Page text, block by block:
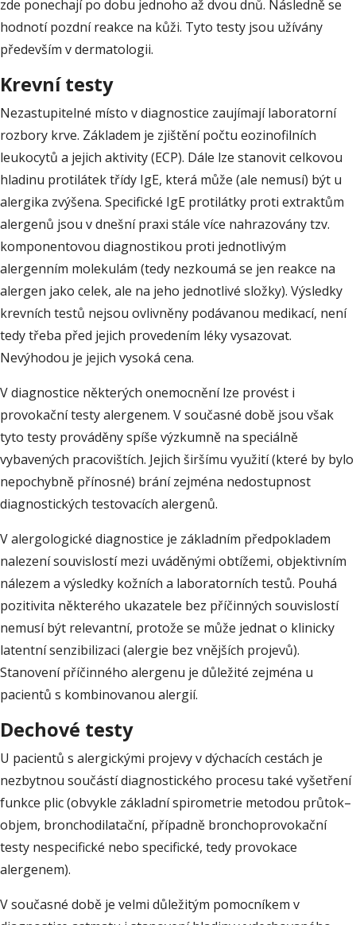
zde ponechají po dobu jednoho až dvou dnů. Následně se
hodnotí pozdní reakce na kůži. Tyto testy jsou užívány
především v dermatologii.
Krevní testy
Nezastupitelné místo v diagnostice zaujímají laboratorní
rozbory krve. Základem je zjištění počtu eozinofilních
leukocytů a jejich aktivity (ECP). Dále lze stanovit celkovou
hladinu protilátek třídy IgE, která může (ale nemusí) být u
alergika zvýšena. Specifické IgE protilátky proti extraktům
alergenů jsou v dnešní praxi stále více nahrazovány tzv.
komponentovou diagnostikou proti jednotlivým
alergenním molekulám (tedy nezkoumá se jen reakce na
alergen jako celek, ale na jeho jednotlivé složky). Výsledky
krevních testů nejsou ovlivněny podávanou medikací, není
tedy třeba před jejich provedením léky vysazovat.
Nevýhodou je jejich vysoká cena.
V diagnostice některých onemocnění lze provést i
provokační testy alergenem. V současné době jsou však
tyto testy prováděny spíše výzkumně na speciálně
vybavených pracovištích. Jejich širšímu využití (které by bylo
nepochybně přínosné) brání zejména nedostupnost
diagnostických testovacích alergenů.
V alergologické diagnostice je základním předpokladem
nalezení souvislostí mezi uváděnými obtížemi, objektivním
nálezem a výsledky kožních a laboratorních testů. Pouhá
pozitivita některého ukazatele bez příčinných souvislostí
nemusí být relevantní, protože se může jednat o klinicky
latentní senzibilizaci (alergie bez vnějších projevů).
Stanovení příčinného alergenu je důležité zejména u
pacientů s kombinovanou alergií.
Dechové testy
U pacientů s alergickými projevy v dýchacích cestách je
nezbytnou součástí diagnostického procesu také vyšetření
funkce plic (obvykle základní spirometrie metodou průtok–
objem, bronchodilatační, případně bronchoprovokační
testy nespecifické nebo specifické, tedy provokace
alergenem).
V současné době je velmi důležitým pomocníkem v